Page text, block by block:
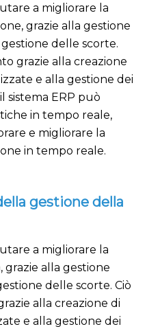
a migliorare la
grazie alla gestione
delle scorte.
grazie alla creazione
e alla gestione dei
sistema ERP può
in tempo reale,
e migliorare la
in tempo reale.
gestione della
a migliorare la
grazie alla gestione
delle scorte. Ciò
alla creazione di
e alla gestione dei